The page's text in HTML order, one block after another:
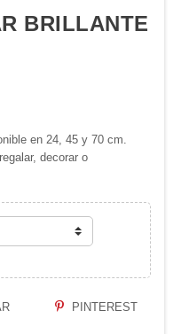
BRILLANTE
en 24, 45 y 70 cm.
decorar o
PINTEREST